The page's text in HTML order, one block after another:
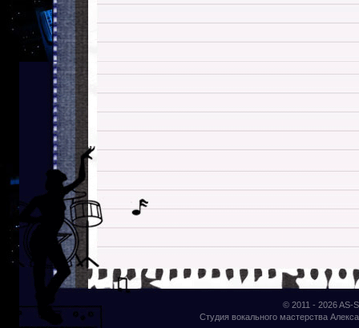
© 2011 - 2026AS-
Студия вокального мастерства